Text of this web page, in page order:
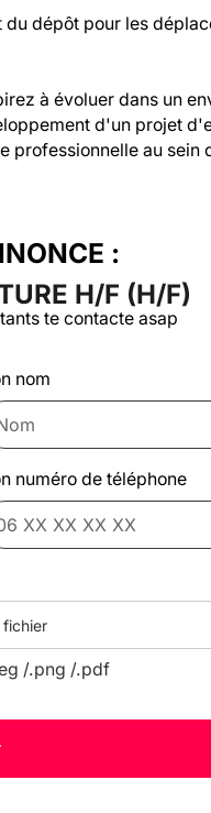
dépôt pour les
à évoluer dans un
d'un projet
professionnelle au sein
:
H/F (H/F)
te contacte asap
nom
numéro de téléphone
fichier
/.png /.pdf